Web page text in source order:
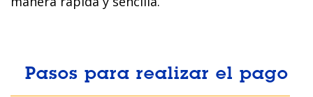
Pasos para realizar el pago